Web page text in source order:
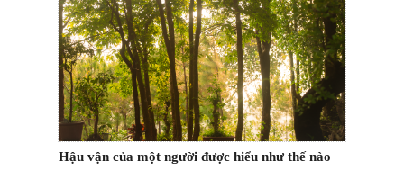
Hậu vận của một người được hiểu như thế nào